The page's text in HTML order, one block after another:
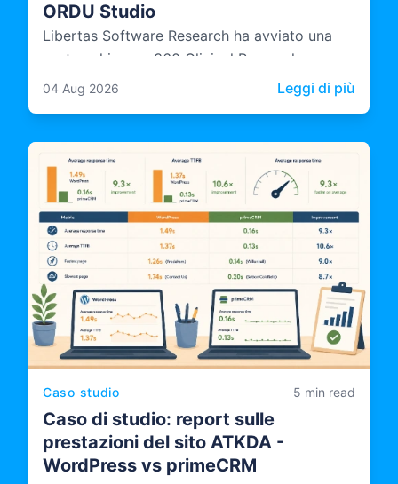
ORDU Studio
Libertas Software Research ha avviato una
partnership con 360 Clinical Research
Consultancy, portando competenze
progettata, documentata e gestita.
04 Aug 2026 Leggi di più
Caso studio 5 min read
Caso di studio: report sulle
prestazioni del sito ATKDA -
WordPress vs primeCRM